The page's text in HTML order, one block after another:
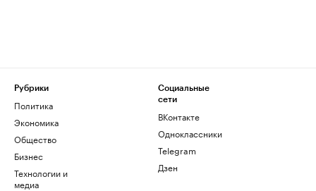
Рубрики
Политика
Экономика
Общество
Бизнес
Технологии и
медиа
Социальные
сети
ВКонтакте
Одноклассники
Telegram
Дзен